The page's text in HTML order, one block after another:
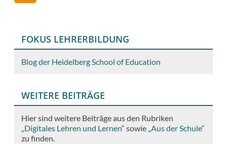
FOKUS LEHRERBILDUNG
Blog der Heidelberg School of Education
WEITERE BEITRÄGE
Hier sind weitere Beiträge aus den Rubriken
„Digitales Lehren und Lernen“ sowie „Aus der Schule“
zu finden.